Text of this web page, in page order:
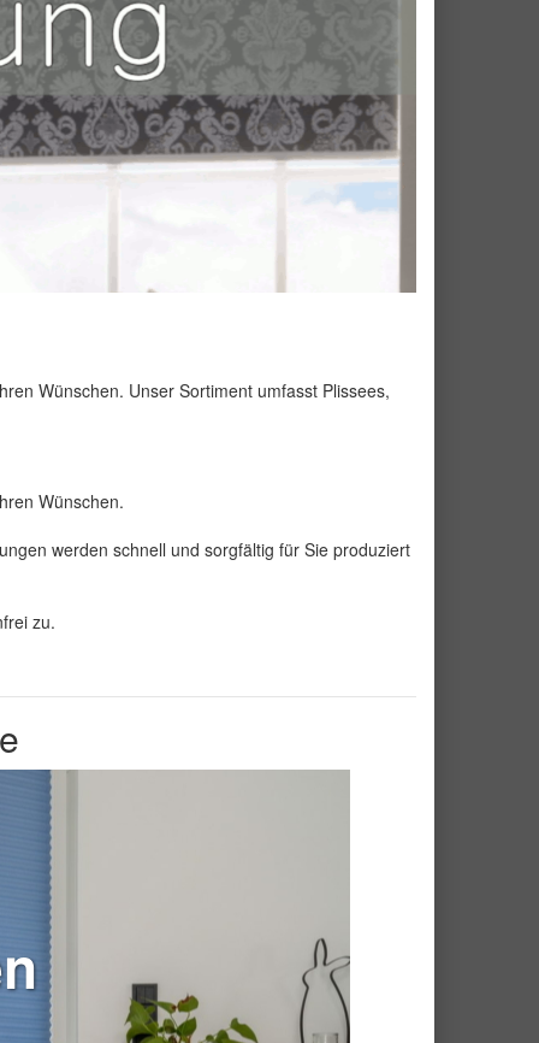
Wünschen. Unser Sortiment umfasst Plissees,
Wünschen.
werden schnell und sorgfältig für Sie produziert
zu.